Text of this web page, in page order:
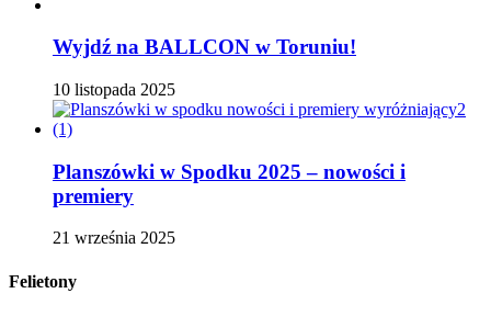
Wyjdź na BALLCON w Toruniu!
10 listopada 2025
Planszówki w Spodku 2025 – nowości i
premiery
21 września 2025
Felietony